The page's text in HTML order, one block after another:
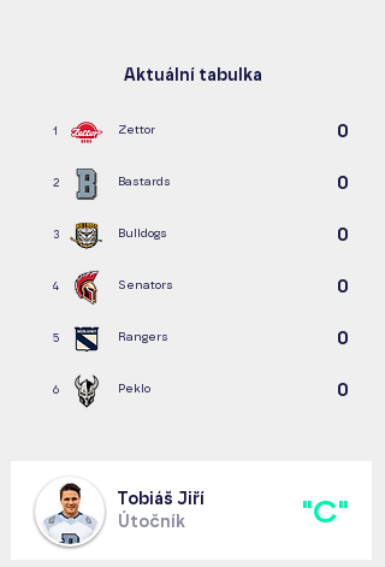
Aktuální tabulka
1 Zettor 0
2 Bastards 0
3 Bulldogs 0
4 Senators 0
5 Rangers 0
6 Peklo 0
Tobiáš Jiří
Útočník
"C"